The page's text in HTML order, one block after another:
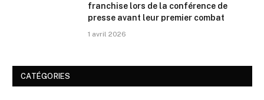
franchise lors de la conférence de
presse avant leur premier combat
1 avril 2026
CATÉGORIES